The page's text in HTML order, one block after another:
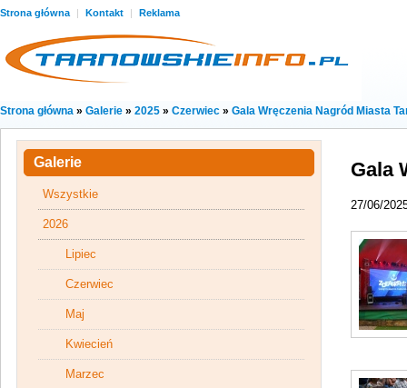
Strona główna | Kontakt | Reklama
Strona główna » Galerie » 2025 » Czerwiec » Gala Wręczenia Nagród Miasta
Gala
27/06/
Galerie
Wszystkie
2026
Lipiec
Czerwiec
Maj
Kwiecień
Marzec